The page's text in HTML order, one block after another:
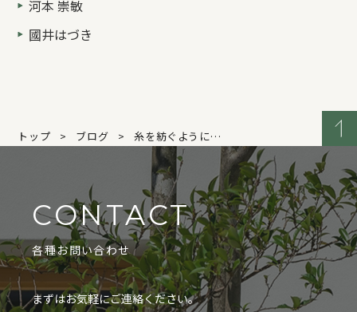
河本 崇敏
國井はづき
トップ ブログ 糸を紡ぐように…
CONTACT
各種お問い合わせ
まずはお気軽にご連絡ください。